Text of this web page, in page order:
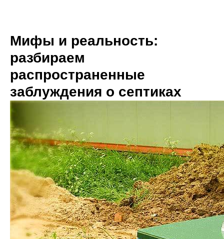
Мифы и реальность:
разбираем
распространенные
заблуждения о септиках